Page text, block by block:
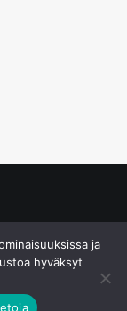
ja
hyväksyt